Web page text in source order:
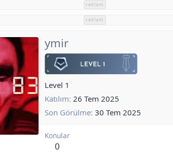
reklam
reklam
ymir
Level 1
Katılım 26 Tem 2025
Son Görülme 30 Tem 2025
Konular
0